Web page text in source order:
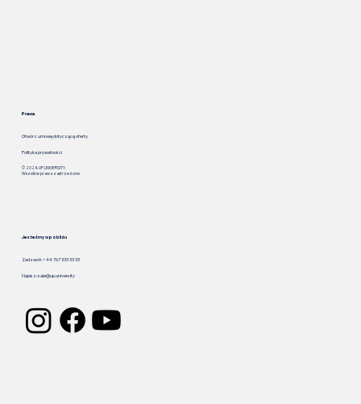
Prawa
Otwórz umowę dotyczącą oferty
Polityka prywatności
© 2024. UP.UNIVERSITY.
Wszelkie prawa zastrzeżone
Jesteśmy w pobliżu
Napisz:sale@up.university
Zadzwoń: +44 767 333 33 33